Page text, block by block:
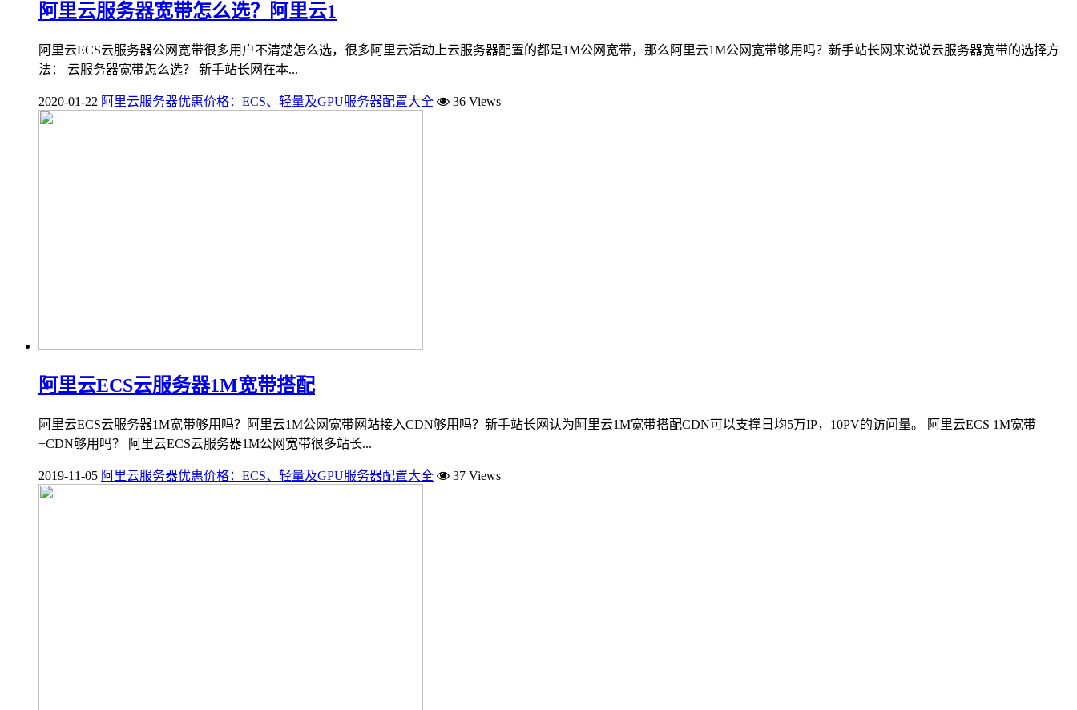
阿里云服务器宽带怎么选？阿里云1
阿里云ECS云服务器公网宽带很多用户不清楚怎么选，很多阿里云活动上云服务器配置的都是1M公网宽带，那么阿里云1M公网宽带够用吗？新手站长网来说说云服务器宽带的选择方
法： 云服务器宽带怎么选？ 新手站长网在本...
2020-01-22 阿里云服务器优惠价格：ECS、轻量及GPU服务器配置大全 36 Views
阿里云ECS云服务器1M宽带搭配
阿里云ECS云服务器1M宽带够用吗？阿里云1M公网宽带网站接入CDN够用吗？新手站长网认为阿里云1M宽带搭配CDN可以支撑日均5万IP，10PV的访问量。 阿里云ECS 1M宽带
+CDN够用吗？ 阿里云ECS云服务器1M公网宽带很多站长...
2019-11-05 阿里云服务器优惠价格：ECS、轻量及GPU服务器配置大全 37 Views